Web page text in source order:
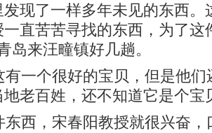
现了一样多年未见的东西。
直苦苦寻找的东西，为了这
岛来汪疃镇好几趟。
一个很好的宝贝，但是他们
老百姓，还不知道它是个宝
西，宋春阳教授就很兴奋，